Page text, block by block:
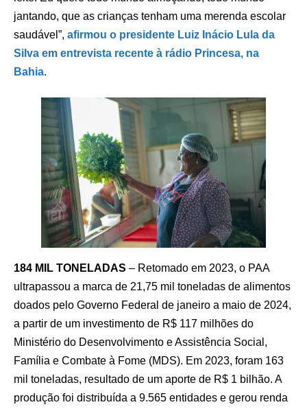
jantando, que as crianças tenham uma merenda escolar
saudável”, afirmou o presidente Luiz Inácio Lula da
Silva em entrevista recente à rádio Princesa, na
Bahia.
184 MIL TONELADAS – Retomado em 2023, o PAA
ultrapassou a marca de 21,75 mil toneladas de alimentos
doados pelo Governo Federal de janeiro a maio de 2024,
a partir de um investimento de R$ 117 milhões do
Ministério do Desenvolvimento e Assistência Social,
Família e Combate à Fome (MDS). Em 2023, foram 163
mil toneladas, resultado de um aporte de R$ 1 bilhão. A
produção foi distribuída a 9.565 entidades e gerou renda